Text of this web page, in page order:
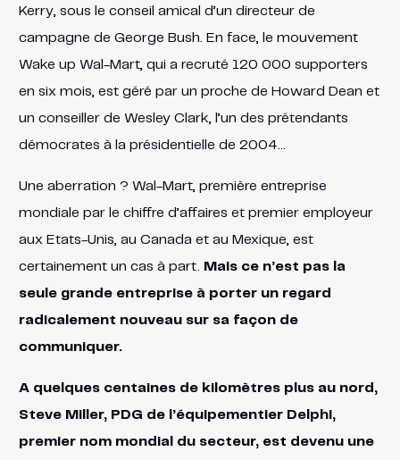
Kerry, sous le conseil amical d’un directeur de
campagne de George Bush. En face, le mouvement
Wake up Wal-Mart, qui a recruté 120 000 supporters
en six mois, est géré par un proche de Howard Dean et
un conseiller de Wesley Clark, l’un des prétendants
démocrates à la présidentielle de 2004…
Une aberration ? Wal-Mart, première entreprise
mondiale par le chiffre d’affaires et premier employeur
aux Etats-Unis, au Canada et au Mexique, est
certainement un cas à part.
Mais ce n’est pas la
seule grande entreprise à porter un regard
radicalement nouveau sur sa façon de
communiquer.
A quelques centaines de kilomètres plus au nord,
Steve Miller, PDG de l’équipementier Delphi,
premier nom mondial du secteur, est devenu une